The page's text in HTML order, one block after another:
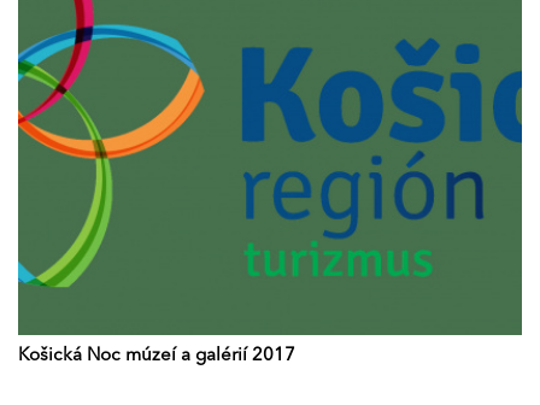
Košická Noc múzeí a galérií 2017